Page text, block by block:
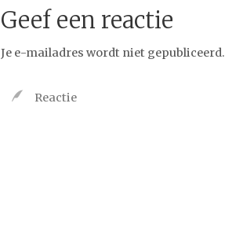
Geef een reactie
Je e-mailadres wordt niet gepubliceerd.